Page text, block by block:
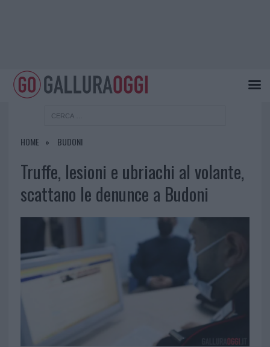
HOME BUDONI
Truffe, lesioni e ubriachi al volante,
scattano le denunce a Budoni